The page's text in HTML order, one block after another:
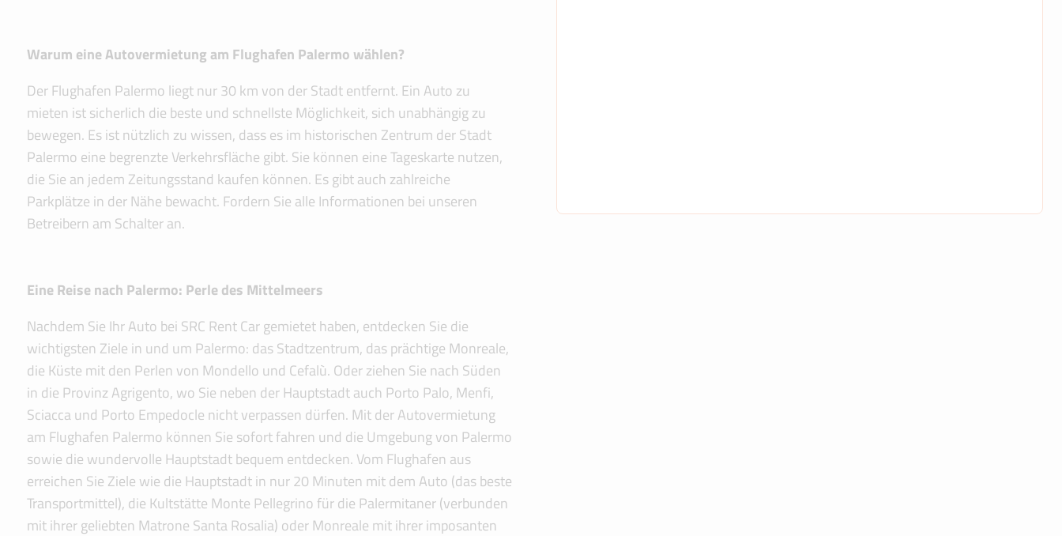
Warum eine Autovermietung am Flughafen Palermo wählen?
Der Flughafen Palermo liegt nur 30 km von der Stadt entfernt. Ein Auto zu
mieten ist sicherlich die beste und schnellste Möglichkeit, sich unabhängig zu
bewegen. Es ist nützlich zu wissen, dass es im historischen Zentrum der Stadt
Palermo eine begrenzte Verkehrsfläche gibt. Sie können eine Tageskarte nutzen,
die Sie an jedem Zeitungsstand kaufen können. Es gibt auch zahlreiche
Parkplätze in der Nähe bewacht. Fordern Sie alle Informationen bei unseren
Betreibern am Schalter an.
Eine Reise nach Palermo: Perle des Mittelmeers
Nachdem Sie Ihr Auto bei SRC Rent Car gemietet haben, entdecken Sie die
wichtigsten Ziele in und um Palermo: das Stadtzentrum, das prächtige Monreale,
die Küste mit den Perlen von Mondello und Cefalù. Oder ziehen Sie nach Süden
in die Provinz Agrigento, wo Sie neben der Hauptstadt auch Porto Palo, Menfi,
Sciacca und Porto Empedocle nicht verpassen dürfen. Mit der Autovermietung
am Flughafen Palermo können Sie sofort fahren und die Umgebung von Palermo
sowie die wundervolle Hauptstadt bequem entdecken. Vom Flughafen aus
erreichen Sie Ziele wie die Hauptstadt in nur 20 Minuten mit dem Auto (das beste
Transportmittel), die Kultstätte Monte Pellegrino für die Palermitaner (verbunden
mit ihrer geliebten Matrone Santa Rosalia) oder Monreale mit ihrer imposanten